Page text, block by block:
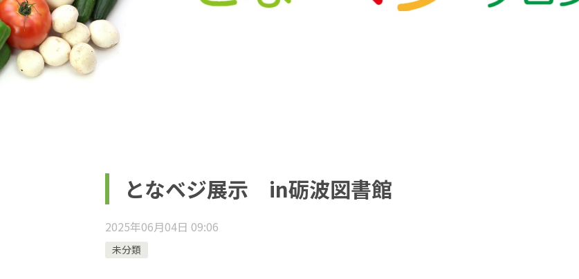
となベジ展示 in砺波図書館
2025年06月04日 09:06
未分類